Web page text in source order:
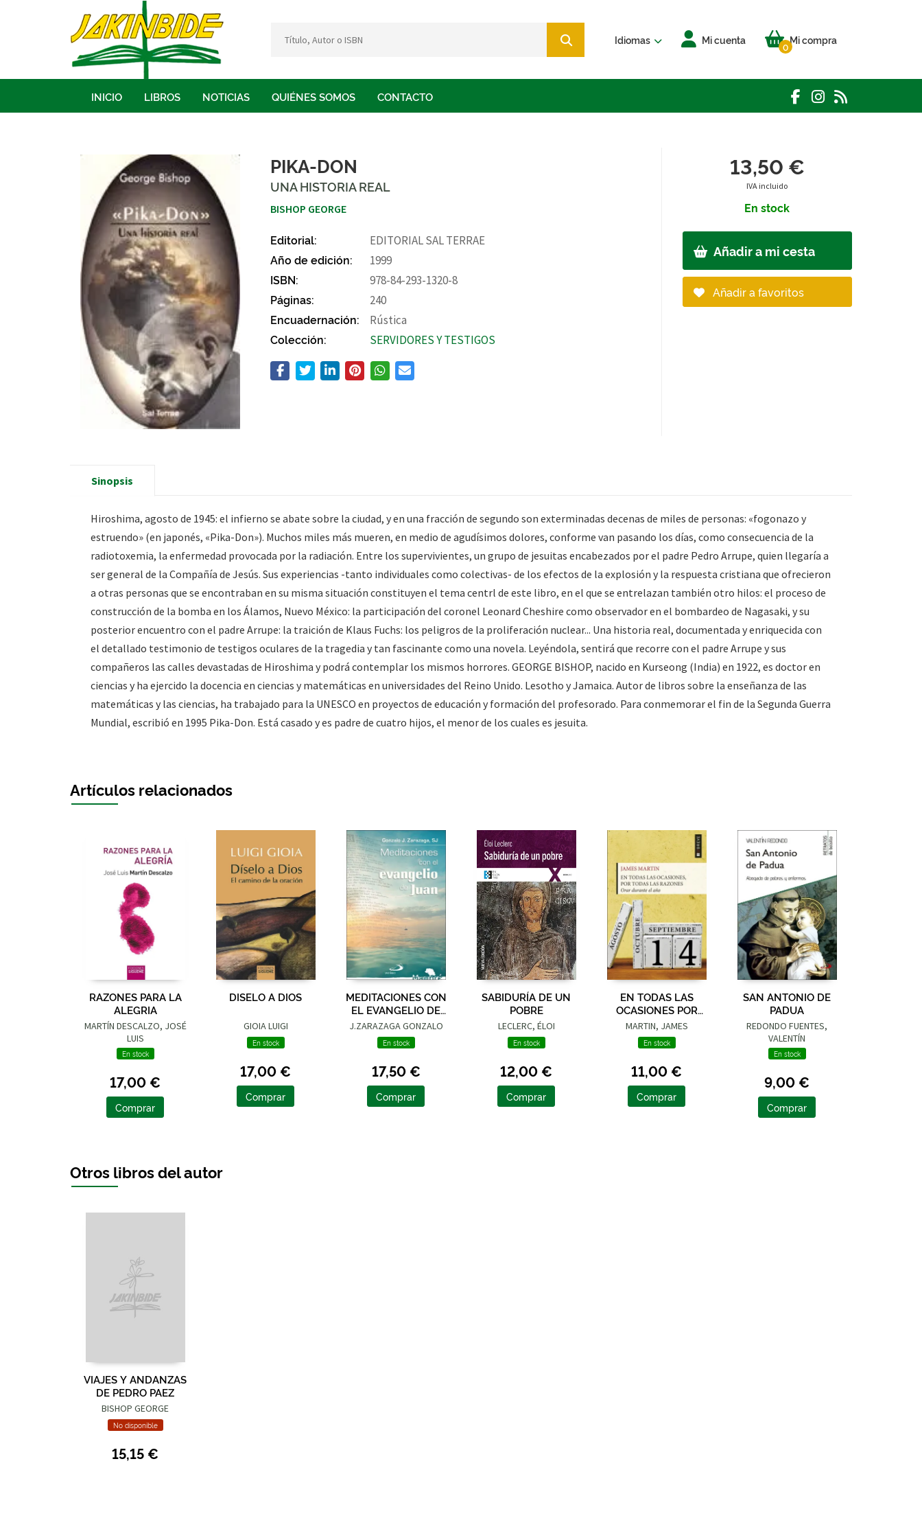
Idiomas Mi cuenta Mi compra
0
INICIO LIBROS NOTICIAS QUIÉNES SOMOS CONTACTO
PIKA-DON
UNA HISTORIA REAL
BISHOP GEORGE
Editorial:
EDITORIAL SAL TERRAE
Año de edición:
1999
ISBN:
978-84-293-1320-8
Páginas:
240
Encuadernación:
Rústica
Colección:
SERVIDORES Y TESTIGOS
13,50 €
IVA incluido
En stock
Añadir a mi cesta
Añadir a favoritos
Sinopsis
Hiroshima, agosto de 1945: el infierno se abate sobre la ciudad, y en una fracción de segundo son exterminadas decenas de miles de personas: «fogonazo y
estruendo» (en japonés, «Pika-Don»). Muchos miles más mueren, en medio de agudísimos dolores, conforme van pasando los días, como consecuencia de la
radiotoxemia, la enfermedad provocada por la radiación. Entre los supervivientes, un grupo de jesuitas encabezados por el padre Pedro Arrupe, quien llegaría a
ser general de la Compañía de Jesús. Sus experiencias -tanto individuales como colectivas- de los efectos de la explosión y la respuesta cristiana que ofrecieron
a otras personas que se encontraban en su misma situación constituyen el tema centrl de este libro, en el que se entrelazan también otro hilos: el proceso de
construcción de la bomba en los Álamos, Nuevo México: la participación del coronel Leonard Cheshire como observador en el bombardeo de Nagasaki, y su
posterior encuentro con el padre Arrupe: la traición de Klaus Fuchs: los peligros de la proliferación nuclear... Una historia real, documentada y enriquecida con
el detallado testimonio de testigos oculares de la tragedia y tan fascinante como una novela. Leyéndola, sentirá que recorre con el padre Arrupe y sus
compañeros las calles devastadas de Hiroshima y podrá contemplar los mismos horrores. GEORGE BISHOP, nacido en Kurseong (India) en 1922, es doctor en
ciencias y ha ejercido la docencia en ciencias y matemáticas en universidades del Reino Unido. Lesotho y Jamaica. Autor de libros sobre la enseñanza de las
matemáticas y las ciencias, ha trabajado para la UNESCO en proyectos de educación y formación del profesorado. Para conmemorar el fin de la Segunda Guerra
Mundial, escribió en 1995 Pika-Don. Está casado y es padre de cuatro hijos, el menor de los cuales es jesuita.
Artículos relacionados
RAZONES PARA LA
ALEGRIA
MARTÍN DESCALZO, JOSÉ
LUIS
En stock
17,00 €
Comprar
DISELO A DIOS
GIOIA LUIGI
En stock
17,00 €
Comprar
MEDITACIONES CON
EL EVANGELIO DE
JUAN
J.ZARAZAGA GONZALO
En stock
17,50 €
Comprar
SABIDURÍA DE UN
POBRE
LECLERC, ÉLOI
En stock
12,00 €
Comprar
EN TODAS LAS
OCASIONES POR
TODAS LAS
RAZONES
MARTIN, JAMES
En stock
11,00 €
Comprar
SAN ANTONIO DE
PADUA
REDONDO FUENTES,
VALENTÍN
En stock
9,00 €
Comprar
Otros libros del autor
VIAJES Y ANDANZAS
DE PEDRO PAEZ
BISHOP GEORGE
No disponible
15,15 €